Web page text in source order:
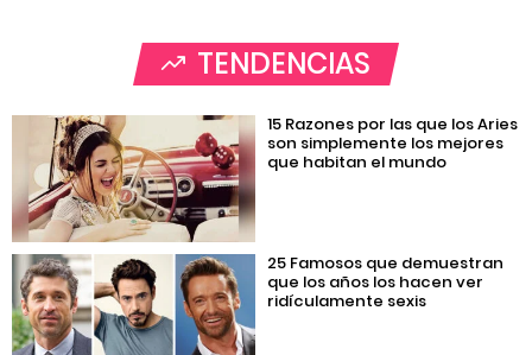
TENDENCIAS
15 Razones por las que los Aries
son simplemente los mejores
que habitan el mundo
25 Famosos que demuestran
que los años los hacen ver
ridículamente sexis